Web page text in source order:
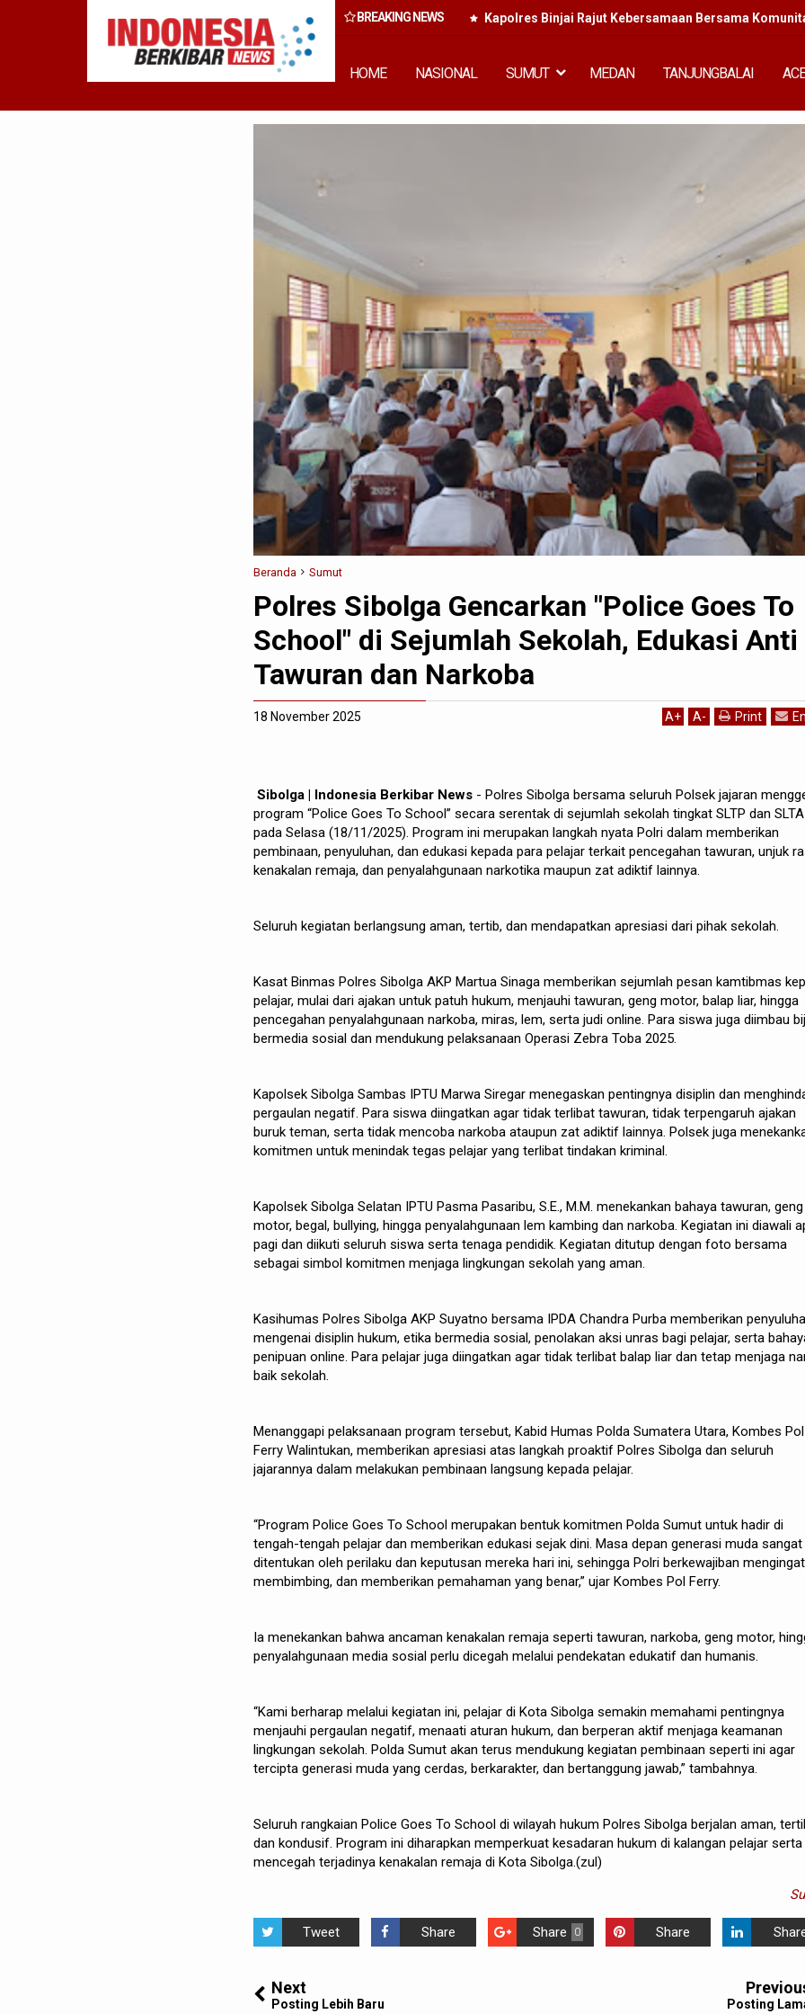
BREAKING NEWS
Rumput Laut Nias Utara dari Hulu ke Hilir Kapolres Binjai Rajut Kebersamaan Bersama
HOME NASIONAL SUMUT MEDAN TANJUNGBALAI
Beranda Sumut
Polres Sibolga Gencarkan "Police Goes To
School" di Sejumlah Sekolah, Edukasi Anti
Tawuran dan Narkoba
18 November 2025 A+ A- Print
Sibolga | Indonesia Berkibar News - Polres Sibolga bersama seluruh Polsek jajaran
program “Police Goes To School” secara serentak di sejumlah sekolah tingkat SLTP dan SLTA
pada Selasa (18/11/2025). Program ini merupakan langkah nyata Polri dalam memberikan
pembinaan, penyuluhan, dan edukasi kepada para pelajar terkait pencegahan tawuran, unjuk
kenakalan remaja, dan penyalahgunaan narkotika maupun zat adiktif lainnya.
Seluruh kegiatan berlangsung aman, tertib, dan mendapatkan apresiasi dari pihak sekolah.
Kasat Binmas Polres Sibolga AKP Martua Sinaga memberikan sejumlah pesan kamtibmas
pelajar, mulai dari ajakan untuk patuh hukum, menjauhi tawuran, geng motor, balap liar, hingga
pencegahan penyalahgunaan narkoba, miras, lem, serta judi online. Para siswa juga diimbau
bermedia sosial dan mendukung pelaksanaan Operasi Zebra Toba 2025.
Kapolsek Sibolga Sambas IPTU Marwa Siregar menegaskan pentingnya disiplin dan
pergaulan negatif. Para siswa diingatkan agar tidak terlibat tawuran, tidak terpengaruh ajakan
buruk teman, serta tidak mencoba narkoba ataupun zat adiktif lainnya. Polsek juga
komitmen untuk menindak tegas pelajar yang terlibat tindakan kriminal.
Kapolsek Sibolga Selatan IPTU Pasma Pasaribu, S.E., M.M. menekankan bahaya tawuran, geng
motor, begal, bullying, hingga penyalahgunaan lem kambing dan narkoba. Kegiatan ini diawali
pagi dan diikuti seluruh siswa serta tenaga pendidik. Kegiatan ditutup dengan foto bersama
sebagai simbol komitmen menjaga lingkungan sekolah yang aman.
Kasihumas Polres Sibolga AKP Suyatno bersama IPDA Chandra Purba memberikan
mengenai disiplin hukum, etika bermedia sosial, penolakan aksi unras bagi pelajar, serta
penipuan online. Para pelajar juga diingatkan agar tidak terlibat balap liar dan tetap menjaga
baik sekolah.
Menanggapi pelaksanaan program tersebut, Kabid Humas Polda Sumatera Utara, Kombes Pol
Ferry Walintukan, memberikan apresiasi atas langkah proaktif Polres Sibolga dan seluruh
jajarannya dalam melakukan pembinaan langsung kepada pelajar.
“Program Police Goes To School merupakan bentuk komitmen Polda Sumut untuk hadir di
tengah-tengah pelajar dan memberikan edukasi sejak dini. Masa depan generasi muda sangat
ditentukan oleh perilaku dan keputusan mereka hari ini, sehingga Polri berkewajiban
membimbing, dan memberikan pemahaman yang benar,” ujar Kombes Pol Ferry.
Ia menekankan bahwa ancaman kenakalan remaja seperti tawuran, narkoba, geng motor,
penyalahgunaan media sosial perlu dicegah melalui pendekatan edukatif dan humanis.
“Kami berharap melalui kegiatan ini, pelajar di Kota Sibolga semakin memahami pentingnya
menjauhi pergaulan negatif, menaati aturan hukum, dan berperan aktif menjaga keamanan
lingkungan sekolah. Polda Sumut akan terus mendukung kegiatan pembinaan seperti ini agar
tercipta generasi muda yang cerdas, berkarakter, dan bertanggung jawab,” tambahnya.
Seluruh rangkaian Police Goes To School di wilayah hukum Polres Sibolga berjalan aman,
dan kondusif. Program ini diharapkan memperkuat kesadaran hukum di kalangan pelajar serta
mencegah terjadinya kenakalan remaja di Kota Sibolga.(zul)
Tweet Share 0
Share Share
Next
Posting Lebih Baru Posting